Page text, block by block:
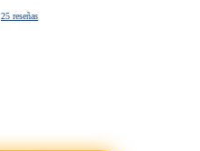
25 reseñas